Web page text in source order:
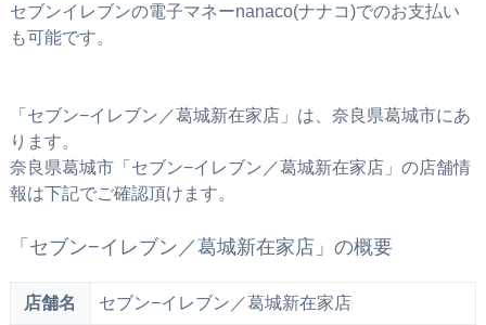
セブンイレブンの電子マネーnanaco(ナナコ)でのお支払い
も可能です。
「セブン−イレブン／葛城新在家店」は、奈良県葛城市にあ
ります。
奈良県葛城市「セブン−イレブン／葛城新在家店」の店舗情
報は下記でご確認頂けます。
「セブン−イレブン／葛城新在家店」の概要
店舗名 セブン−イレブン／葛城新在家店